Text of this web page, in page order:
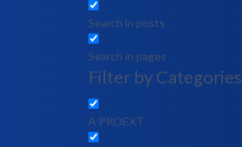
Search in posts
Search in pages
Filter by Categories
A PROEXT